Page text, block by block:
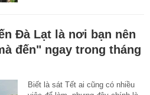
Đà Lạt là nơi bạn nên
đến" ngay trong tháng
Biết là sát Tết ai cũng có nhiều